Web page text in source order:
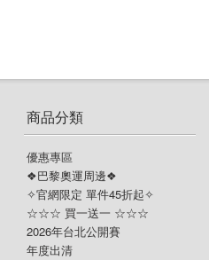
商品分類
優惠專區
❖巴黎奧運周邊❖
✧官網限定 單件45折起✧
☆☆☆ 買一送一 ☆☆☆
2026年台北公開賽
年度出清